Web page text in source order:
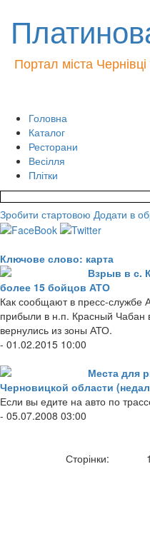
Портал міста
Головна
Каталог
Ресторани
Весілля
Плітки
Зробити стартовою Додати в
Ключове слово: карта
Взрыв в с.
более 15 бойцов АТО
Как сообщают в пресс-службе
прибыли в н.п. Красный Чабан
вернулись из зоны АТО.
- 01.02.2015 10:00
Места для
Черновицкой области
Если вы едите на авто по
- 05.07.2008 03:00
Сторінки: 1